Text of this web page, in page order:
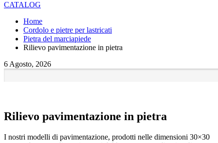
CATALOG
Home
Cordolo e pietre per lastricati
Pietra del marciapiede
Rilievo pavimentazione in pietra
6 Agosto, 2026
Rilievo pavimentazione in pietra
I nostri modelli di pavimentazione, prodotti nelle dimensioni 30×30